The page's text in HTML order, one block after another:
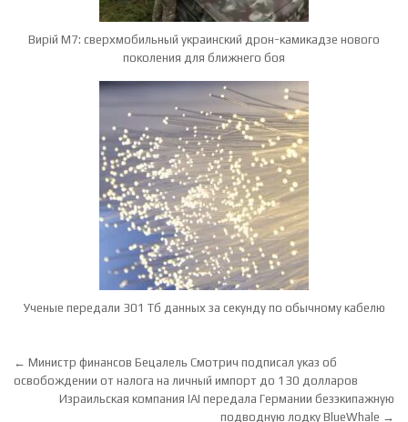
Вирій М7: сверхмобильный украинский дрон-камикадзе нового
поколения для ближнего боя
Ученые передали 301 Тб данных за секунду по обычному кабелю
Навигация по записям
← Министр финансов Бецалель Смотрич подписал указ об
освобождении от налога на личный импорт до 130 долларов
Израильская компания IAI передала Германии безэкипажную
подводную лодку BlueWhale →